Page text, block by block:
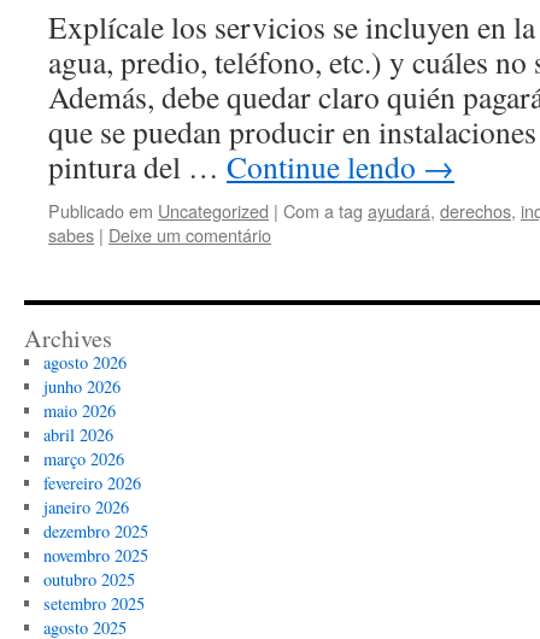
Explícale los servicios se incluyen en
agua, predio, teléfono, etc.) y cuáles no
Además, debe quedar claro quién
que se puedan producir en
pintura del … Continue lendo →
Publicado em Uncategorized | Com a tag ayudará, derechos,
sabes | Deixe um comentário
Archives
agosto 2026
junho 2026
maio 2026
abril 2026
março 2026
fevereiro 2026
janeiro 2026
dezembro 2025
novembro 2025
outubro 2025
setembro 2025
agosto 2025